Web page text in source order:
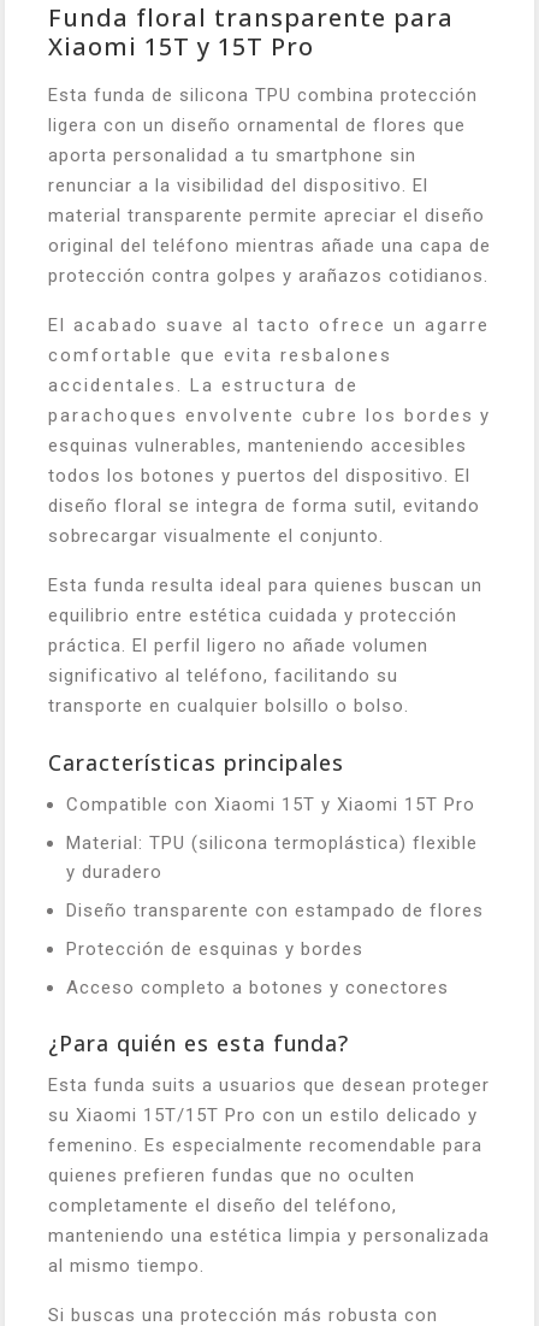
Funda floral transparente para
Xiaomi 15T y 15T Pro
Esta funda de silicona TPU combina protección
ligera con un diseño ornamental de flores que
aporta personalidad a tu smartphone sin
renunciar a la visibilidad del dispositivo. El
material transparente permite apreciar el diseño
original del teléfono mientras añade una capa de
protección contra golpes y arañazos cotidianos.
El acabado suave al tacto ofrece un agarre
comfortable que evita resbalones
accidentales. La estructura de
parachoques envolvente cubre los bordes y
esquinas vulnerables, manteniendo accesibles
todos los botones y puertos del dispositivo. El
diseño floral se integra de forma sutil, evitando
sobrecargar visualmente el conjunto.
Esta funda resulta ideal para quienes buscan un
equilibrio entre estética cuidada y protección
práctica. El perfil ligero no añade volumen
significativo al teléfono, facilitando su
transporte en cualquier bolsillo o bolso.
Características principales
Compatible con Xiaomi 15T y Xiaomi 15T Pro
Material: TPU (silicona termoplástica) flexible
y duradero
Diseño transparente con estampado de flores
Protección de esquinas y bordes
Acceso completo a botones y conectores
¿Para quién es esta funda?
Esta funda suits a usuarios que desean proteger
su Xiaomi 15T/15T Pro con un estilo delicado y
femenino. Es especialmente recomendable para
quienes prefieren fundas que no oculten
completamente el diseño del teléfono,
manteniendo una estética limpia y personalizada
al mismo tiempo.
Si buscas una protección más robusta con